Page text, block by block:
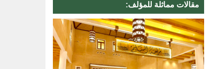
مقالات مماثلة للمؤلف: